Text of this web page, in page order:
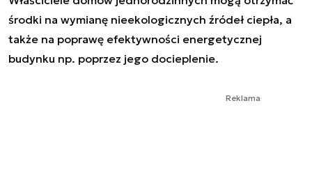
środki na wymianę nieekologicznych źródeł ciepła, a
także na poprawę efektywności energetycznej
budynku np. poprzez jego docieplenie.
Reklama